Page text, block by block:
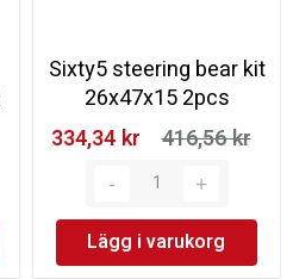
Sixty5 steering bear kit
26x47x15 2pcs
334,34 kr‎
416,56 kr‎
Lägg i varukorg